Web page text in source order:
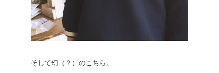
そして幻（？）のこちら。